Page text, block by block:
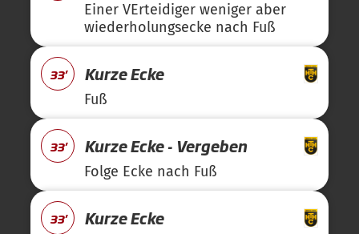
Einer VErteidiger weniger aber
wiederholungsecke nach Fuß
33' Kurze Ecke
Fuß
33' Kurze Ecke - Vergeben
Folge Ecke nach Fuß
33' Kurze Ecke